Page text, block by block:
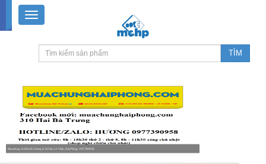
Muachung 310 Hai Bà Trưng (Cát Dài), Lê Chân, Hải Phòng / 0977390958